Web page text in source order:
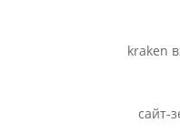
kraken
сайт-